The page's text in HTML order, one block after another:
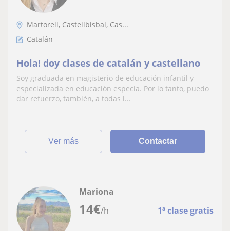
Martorell, Castellbisbal, Cas...
Catalán
Hola! doy clases de catalán y castellano
Soy graduada en magisterio de educación infantil y
especializada en educación especia. Por lo tanto, puedo
dar refuerzo, también, a todas l...
ver más Contactar
14€/h 1ª clase gratis
Mariona